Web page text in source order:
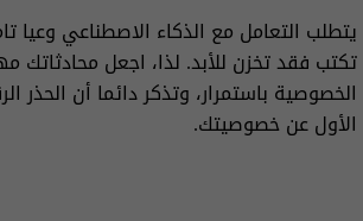
يتطلب التعامل مع الذكاء الاصطناعي وعيا
تكتب فقد تخزن للأبد. لذا، اجعل محادثاتك
الخصوصية باستمرار، وتذكر دائما أن الحذر
الأول عن خصوصيتك.